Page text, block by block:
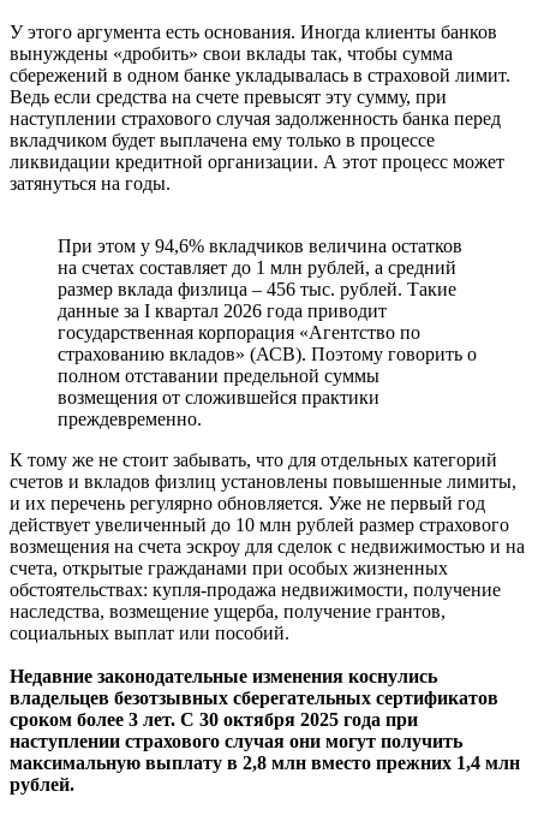
У этого аргумента есть основания. Иногда клиенты банков
вынуждены «дробить» свои вклады так, чтобы сумма
сбережений в одном банке укладывалась в страховой лимит.
Ведь если средства на счете превысят эту сумму, при
наступлении страхового случая задолженность банка перед
вкладчиком будет выплачена ему только в процессе
ликвидации кредитной организации. А этот процесс может
затянуться на годы.
При этом у 94,6% вкладчиков величина остатков
на счетах составляет до 1 млн рублей, а средний
размер вклада физлица – 456 тыс. рублей. Такие
данные за I квартал 2026 года приводит
государственная корпорация «Агентство по
страхованию вкладов» (АСВ). Поэтому говорить о
полном отставании предельной суммы
возмещения от сложившейся практики
преждевременно.
К тому же не стоит забывать, что для отдельных категорий
счетов и вкладов физлиц установлены повышенные лимиты,
и их перечень регулярно обновляется. Уже не первый год
действует увеличенный до 10 млн рублей размер страхового
возмещения на счета эскроу для сделок с недвижимостью и на
счета, открытые гражданами при особых жизненных
обстоятельствах: купля-продажа недвижимости, получение
наследства, возмещение ущерба, получение грантов,
социальных выплат или пособий.
Недавние законодательные изменения коснулись
владельцев безотзывных сберегательных сертификатов
сроком более 3 лет. С 30 октября 2025 года при
наступлении страхового случая они могут получить
максимальную выплату в 2,8 млн вместо прежних 1,4 млн
рублей.